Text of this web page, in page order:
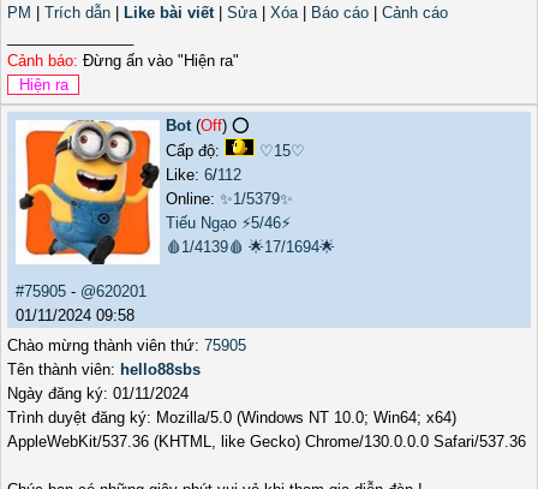
PM
Trích dẫn Like bài viết| Sửa| Xóa| Báo cáo
Cảnh cáo
Cảnh báo: Đừng ấn vào "Hiện ra"
Bot(Off) ⭕️
Cấp độ:
♡15♡
Like: 6/112
Online: ✨1/5379✨
Tiếu Ngạo ⚡5/46⚡
🩸1/4139🩸 🌟17/1694🌟
#75905 - @620201
01/11/2024 09:58
Chào mừng thành viên thứ: 75905
Tên thành viên: hello88sbs
Ngày đăng ký: 01/11/2024
Trình duyệt đăng ký: Mozilla/5.0 (Windows NT 10.0; Win64; x64)
AppleWebKit/537.36 (KHTML, like Gecko) Chrome/130.0.0.0 Safari/537.36